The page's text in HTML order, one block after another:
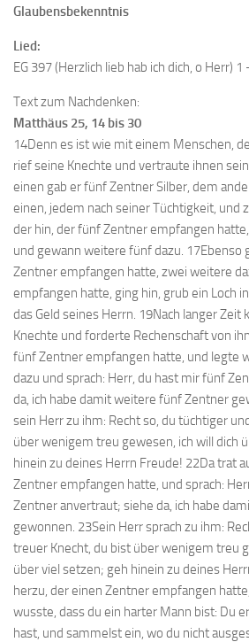
Glaubensbekenntnis
Lied:
EG 397 (Herzlich lieb hab ich dich, o Herr) 1
Text zum Nachdenken:
Matthäus 25, 14 bis 30
14Denn es ist wie mit einem Menschen,
rief seine Knechte und vertraute ihnen
einen gab er fünf Zentner Silber, dem
einen, jedem nach seiner Tüchtigkeit, und
der hin, der fünf Zentner empfangen
und gewann weitere fünf dazu. 17Ebenso
Zentner empfangen hatte, zwei weitere
empfangen hatte, ging hin, grub ein Loch
das Geld seines Herrn. 19Nach langer Zeit
Knechte und forderte Rechenschaft von
fünf Zentner empfangen hatte, und legte
dazu und sprach: Herr, du hast mir fünf
da, ich habe damit weitere fünf Zentner
sein Herr zu ihm: Recht so, du tüchtiger
über wenigem treu gewesen, ich will dich
hinein zu deines Herrn Freude! 22Da trat
Zentner empfangen hatte, und sprach:
Zentner anvertraut; siehe da, ich habe
gewonnen. 23Sein Herr sprach zu ihm:
treuer Knecht, du bist über wenigem treu
über viel setzen; geh hinein zu deines
herzu, der einen Zentner empfangen
wusste, dass du ein harter Mann bist: Du
hast, und sammelst ein, wo du nicht